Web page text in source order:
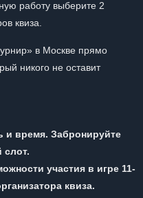
работу выберите 2
квиза.
в Москве прямо
никого не оставит
и время. Забронируйте
участия в игре 11-
квиза.